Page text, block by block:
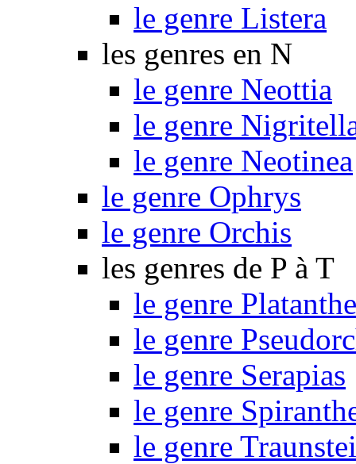
le genre Listera
les genres en N
le genre Neottia
le genre
le genre Neotinea
le genre Ophrys
le genre Orchis
les genres de P à T
le genre
le genre
le genre Serapias
le genre
le genre